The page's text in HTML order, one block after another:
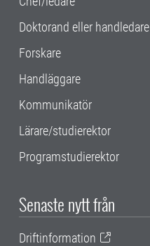
Doktorand eller handledare
Forskare
Handläggare
Kommunikatör
Lärare/studierektor
Programstudierektor
Senaste nytt från
Driftinformation